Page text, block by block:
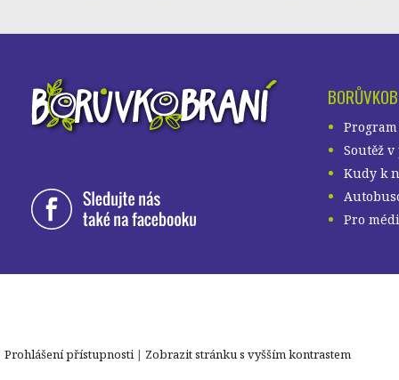
Soutěž
Kudy k
Pro
Prohlášení přístupnosti | Zobrazit stránku s vyšším kontrastem